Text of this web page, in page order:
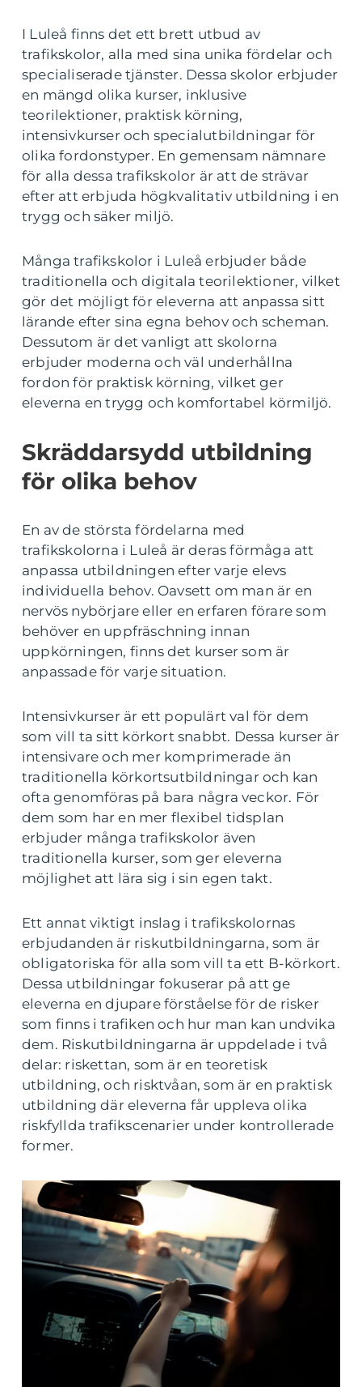
I Luleå finns det ett brett utbud av
trafikskolor, alla med sina unika fördelar och
specialiserade tjänster. Dessa skolor erbjuder
en mängd olika kurser, inklusive
teorilektioner, praktisk körning,
intensivkurser och specialutbildningar för
olika fordonstyper. En gemensam nämnare
för alla dessa trafikskolor är att de strävar
efter att erbjuda högkvalitativ utbildning i en
trygg och säker miljö.
Många trafikskolor i Luleå erbjuder både
traditionella och digitala teorilektioner, vilket
gör det möjligt för eleverna att anpassa sitt
lärande efter sina egna behov och scheman.
Dessutom är det vanligt att skolorna
erbjuder moderna och väl underhållna
fordon för praktisk körning, vilket ger
eleverna en trygg och komfortabel körmiljö.
Skräddarsydd utbildning
för olika behov
En av de största fördelarna med
trafikskolorna i Luleå är deras förmåga att
anpassa utbildningen efter varje elevs
individuella behov. Oavsett om man är en
nervös nybörjare eller en erfaren förare som
behöver en uppfräschning innan
uppkörningen, finns det kurser som är
anpassade för varje situation.
Intensivkurser är ett populärt val för dem
som vill ta sitt körkort snabbt. Dessa kurser är
intensivare och mer komprimerade än
traditionella körkortsutbildningar och kan
ofta genomföras på bara några veckor. För
dem som har en mer flexibel tidsplan
erbjuder många trafikskolor även
traditionella kurser, som ger eleverna
möjlighet att lära sig i sin egen takt.
Ett annat viktigt inslag i trafikskolornas
erbjudanden är riskutbildningarna, som är
obligatoriska för alla som vill ta ett B-körkort.
Dessa utbildningar fokuserar på att ge
eleverna en djupare förståelse för de risker
som finns i trafiken och hur man kan undvika
dem. Riskutbildningarna är uppdelade i två
delar: riskettan, som är en teoretisk
utbildning, och risktvåan, som är en praktisk
utbildning där eleverna får uppleva olika
riskfyllda trafikscenarier under kontrollerade
former.